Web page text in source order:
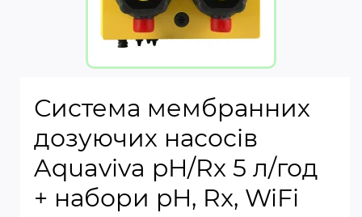
Система мембранних
дозуючих насосів
Aquaviva pH/Rx 5 л/год
+ набори pH, Rx, WiFi